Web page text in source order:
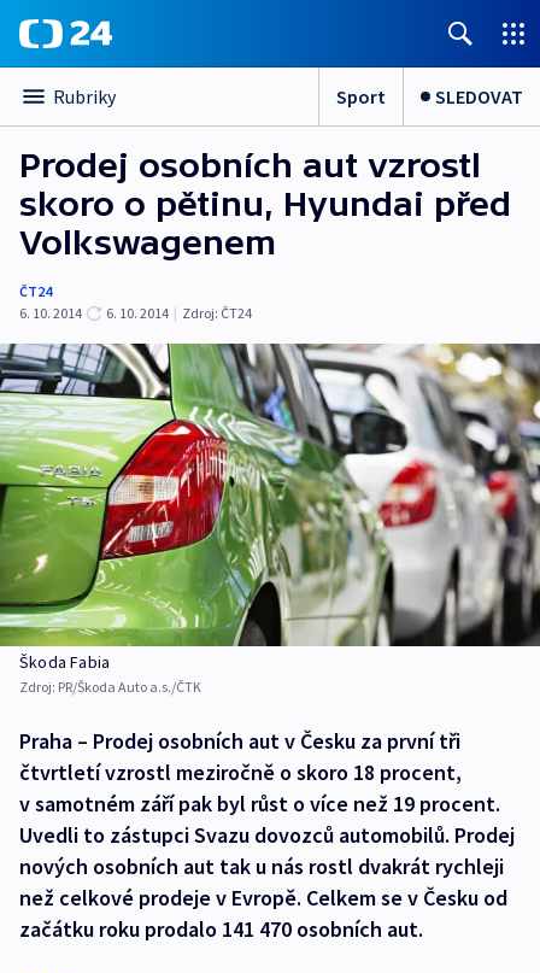
Rubriky Sport SLEDOVAT
Prodej osobních aut vzrostl
skoro o pětinu, Hyundai před
Volkswagenem
ČT24
6. 10. 2014
6. 10. 2014 | Zdroj: ČT24
Škoda Fabia
Zdroj: PR/Škoda Auto a.s./ČTK
Praha – Prodej osobních aut v Česku za první tři
čtvrtletí vzrostl meziročně o skoro 18 procent,
v samotném září pak byl růst o více než 19 procent.
Uvedli to zástupci Svazu dovozců automobilů. Prodej
nových osobních aut tak u nás rostl dvakrát rychleji
než celkové prodeje v Evropě. Celkem se v Česku od
začátku roku prodalo 141 470 osobních aut.